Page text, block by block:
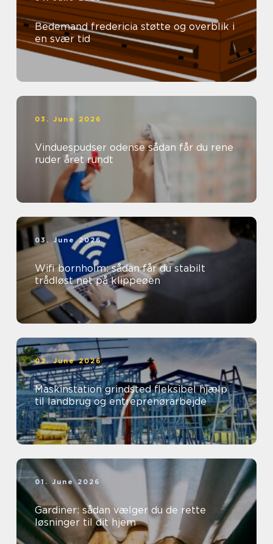
Bedemand fredericia støtte og overblik i
en svær tid
03. June 2026
Vinduespudser odense sådan får du rene
ruder året rundt
03. June 2026
Wifi bornholm: sådan får du stabilt
trådløst net på klippeøen
02. June 2026
Maskinstation grindsted fleksibel hjælp
til landbrug og entreprenørarbejde
01. June 2026
Gardiner: sådan vælger du de rette
løsninger til dit hjem